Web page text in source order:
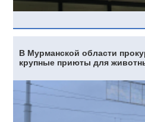
В Мурманской области
крупные приюты для